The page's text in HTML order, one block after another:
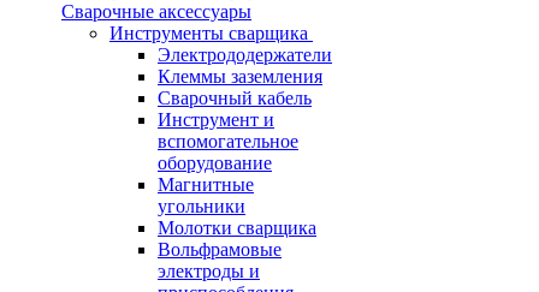
Сварочные аксессуары
Инструменты сварщика
Электрододержатели
Клеммы заземления
Сварочный кабель
Инструмент и
вспомогательное
оборудование
Магнитные
угольники
Молотки сварщика
Вольфрамовые
электроды и